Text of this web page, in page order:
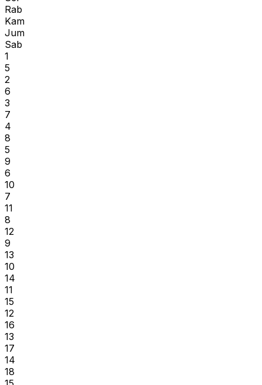
Rab
Kam
Jum
Sab
1
5
2
6
3
7
4
8
5
9
6
10
7
11
8
12
9
13
10
14
11
15
12
16
13
17
14
18